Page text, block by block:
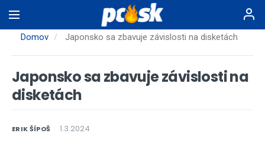
na
hlavnýDomov Japonsko sa zbavuje závislosti na disketách
Japonsko sa zbavuje závislosti na
disketách
ERIK ŠÍPOŠ 1.3.2024